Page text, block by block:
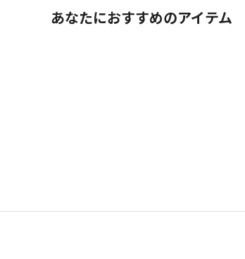
あなたにおすすめのアイテム